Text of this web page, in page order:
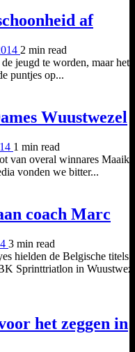
af
2 min read
jeugd te worden, maar het
puntjes op...
Wuustwezel
1 min read
overal winnares Maaike
vonden we bitter...
coach Marc
3 min read
hielden de Belgische titels
Sprinttriatlon in
het zeggen in